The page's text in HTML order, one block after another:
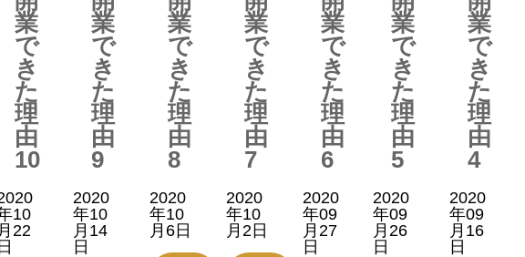
業
で
き
た
理
由
10
10
月22
日
業
で
き
た
理
由
9
2020
年10
月14
日
業
で
き
た
理
由
8
2020
年10
月6日
業
で
き
た
理
由
7
2020
年10
月2日
業
で
き
た
理
由
6
2020
年09
月27
日
業
で
き
た
理
由
5
2020
年09
月26
日
業
で
き
た
理
由
4
2020
年09
月16
日